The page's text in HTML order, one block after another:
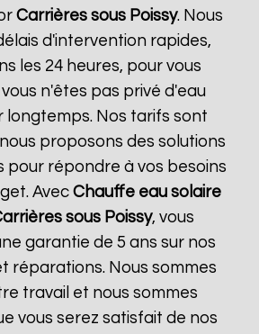
Carrières sous Poissy. Nous
d'intervention rapides,
les 24 heures, pour vous
n'êtes pas privé d'eau
longtemps. Nos tarifs sont
proposons des solutions
pour répondre à vos besoins
AvecChauffe eau solaire
sous Poissy, vous
garantie de 5 ans sur nos
réparations. Nous sommes
travail et nous sommes
vous serez satisfait de nos